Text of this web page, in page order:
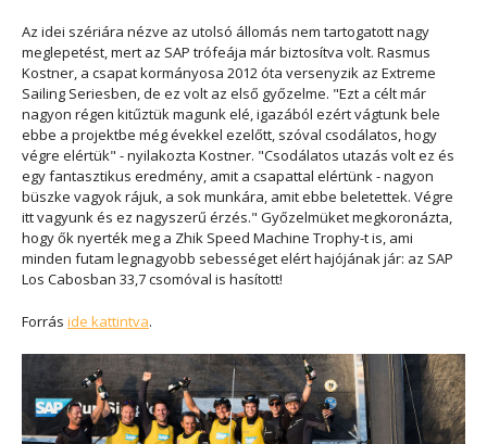
Az idei szériára nézve az utolsó állomás nem tartogatott nagy
meglepetést, mert az SAP trófeája már biztosítva volt. Rasmus
Kostner, a csapat kormányosa 2012 óta versenyzik az Extreme
Sailing Seriesben, de ez volt az első győzelme. "Ezt a célt már
nagyon régen kitűztük magunk elé, igazából ezért vágtunk bele
ebbe a projektbe még évekkel ezelőtt, szóval csodálatos, hogy
végre elértük" - nyilakozta Kostner. "Csodálatos utazás volt ez és
egy fantasztikus eredmény, amit a csapattal elértünk - nagyon
büszke vagyok rájuk, a sok munkára, amit ebbe beletettek. Végre
itt vagyunk és ez nagyszerű érzés." Győzelmüket megkoronázta,
hogy ők nyerték meg a Zhik Speed Machine Trophy-t is, ami
minden futam legnagyobb sebességet elért hajójának jár: az SAP
Los Cabosban 33,7 csomóval is hasított!
Forrás ide kattintva.